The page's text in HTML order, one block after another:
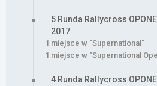
5 Runda Rallycross
2017
1 miejsce w "Supernational"
1 miejsce w "Supernational
4 Runda Rallycross